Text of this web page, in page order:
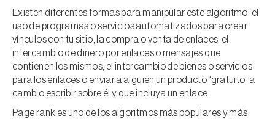
Existen diferentes formas para manipular este algoritmo: el
uso de programas o servicios automatizados para crear
vínculos con tu sitio, la compra o venta de enlaces, el
intercambio de dinero por enlaces o mensajes que
contienen los mismos, el intercambio de bienes o servicios
para los enlaces o enviar a alguien un producto “gratuito” a
cambio escribir sobre él y que incluya un enlace.
Page rank es uno de los algoritmos más populares y más